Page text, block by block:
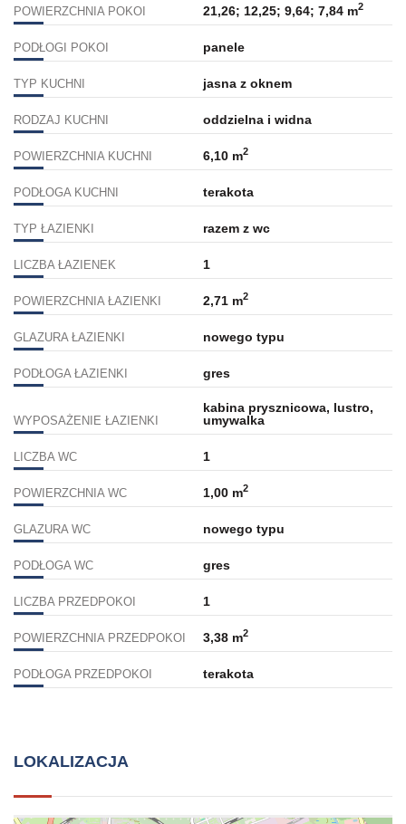
POWIERZCHNIA POKOI 21,26; 12,25; 9,64; 7,84 m2
PODŁOGI POKOI panele
TYP KUCHNI jasna z oknem
RODZAJ KUCHNI oddzielna i widna
POWIERZCHNIA KUCHNI 6,10 m2
PODŁOGA KUCHNI terakota
TYP ŁAZIENKI razem z wc
LICZBA ŁAZIENEK 1
POWIERZCHNIA ŁAZIENKI 2,71 m2
GLAZURA ŁAZIENKI nowego typu
PODŁOGA ŁAZIENKI gres
WYPOSAŻENIE ŁAZIENKI
kabina prysznicowa, lustro,
umywalka
LICZBA WC 1
POWIERZCHNIA WC 1,00 m2
GLAZURA WC nowego typu
PODŁOGA WC gres
LICZBA PRZEDPOKOI 1
POWIERZCHNIA PRZEDPOKOI 3,38 m2
PODŁOGA PRZEDPOKOI terakota
LOKALIZACJA